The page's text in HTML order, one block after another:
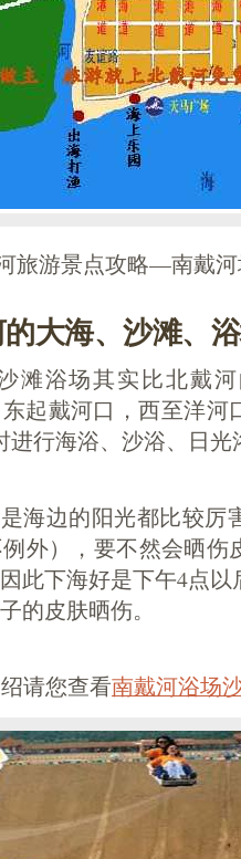
旅游景点攻略—南戴
大海、沙滩、
浴场其实比北戴河
起戴河口，西至洋河
进行海浴、沙浴、日光
边的阳光都比较厉
外），要不然会晒伤
此下海好是下午4点
的皮肤晒伤。
您查看南戴河浴场